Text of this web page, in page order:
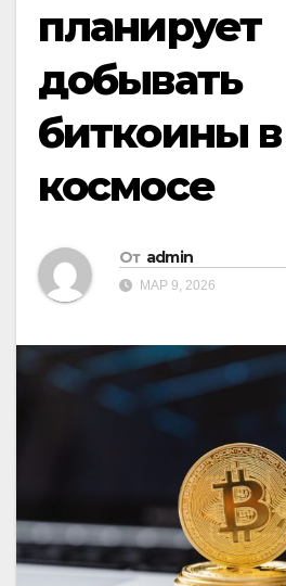
планирует
добывать
биткоины в
космосе
От admin
МАР 9, 2026